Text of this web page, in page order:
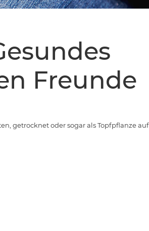
Freunde
getrocknet oder sogar als Topfpflanze auf